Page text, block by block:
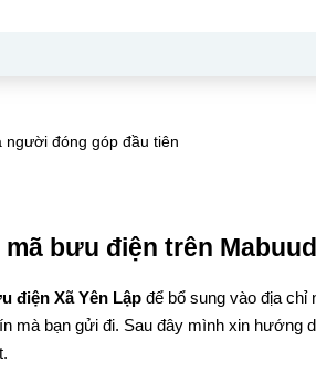
người đóng góp đầu tiên
bưu điện trên
điện Xã Yên Lập để bổ sung vào địa
mà bạn gửi đi. Sau đây mình xin hướng